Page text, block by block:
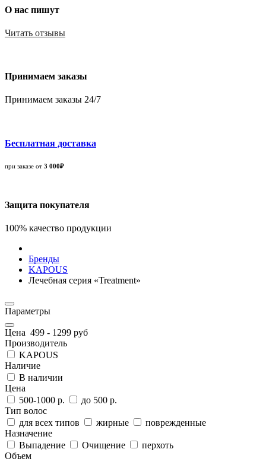
О нас пишут
Читать отзывы
Принимаем заказы
Принимаем заказы 24/7
Бесплатная доставка
при заказе от 3 000₽
Защита покупателя
100% качество продукции
Бренды
KAPOUS
Лечебная серия «Treatment»
Параметры
Цена 499 - 1299 руб
Производитель
KAPOUS
Наличие
В наличии
Цена
500-1000 р.
до 500 р.
Тип волос
для всех типов
жирные
поврежденные
Назначение
Выпадение
Очищение
перхоть
Объем